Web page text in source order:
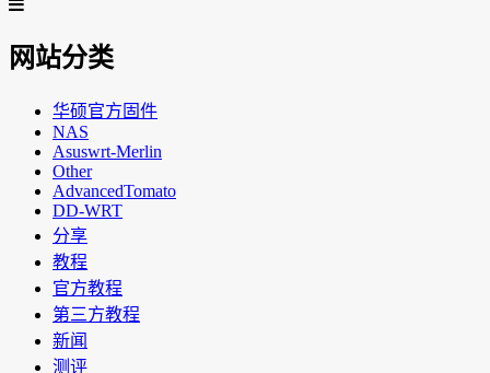
网站分类
华硕官方固件
NAS
Asuswrt-Merlin
Other
AdvancedTomato
DD-WRT
分享
教程
官方教程
第三方教程
新闻
测评